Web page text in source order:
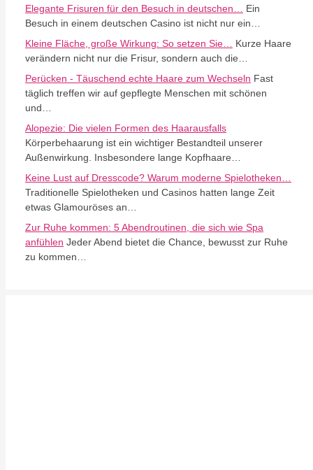
Elegante Frisuren für den Besuch in deutschen…
Ein
Besuch in einem deutschen Casino ist nicht nur ein…
Kleine Fläche, große Wirkung: So setzen Sie…
Kurze Haare
verändern nicht nur die Frisur, sondern auch die…
Perücken - Täuschend echte Haare zum Wechseln Fast
täglich treffen wir auf gepflegte Menschen mit schönen
und…
Alopezie: Die vielen Formen des Haarausfalls
Körperbehaarung ist ein wichtiger Bestandteil unserer
Außenwirkung. Insbesondere lange Kopfhaare…
Keine Lust auf Dresscode? Warum moderne Spielotheken…
Traditionelle Spielotheken und Casinos hatten lange Zeit
etwas Glamouröses an…
Zur Ruhe kommen: 5 Abendroutinen, die sich wie Spa
anfühlen Jeder Abend bietet die Chance, bewusst zur Ruhe
zu kommen…